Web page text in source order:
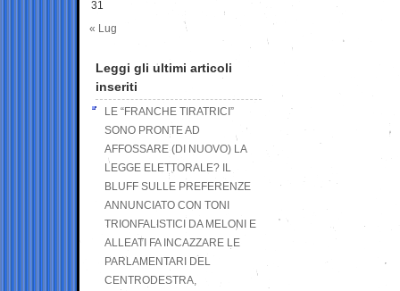
31
« Lug
Leggi gli ultimi articoli
inseriti
LE “FRANCHE TIRATRICI”
SONO PRONTE AD
AFFOSSARE (DI NUOVO) LA
LEGGE ELETTORALE? IL
BLUFF SULLE PREFERENZE
ANNUNCIATO CON TONI
TRIONFALISTICI DA MELONI E
ALLEATI FA INCAZZARE LE
PARLAMENTARI DEL
CENTRODESTRA,